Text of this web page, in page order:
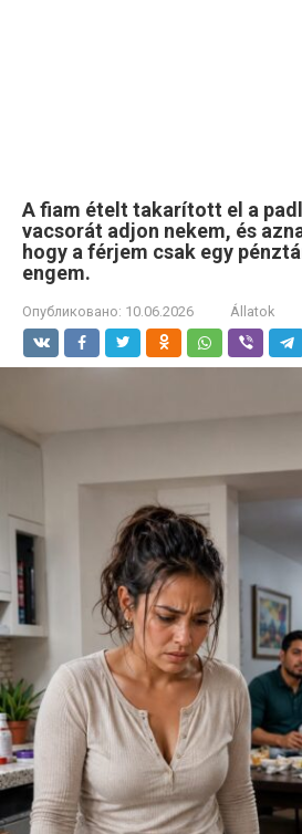
A fiam ételt takarított el a
vacsorát adjon nekem, és
hogy a férjem csak egy
engem.
Опубликовано: 10.06.2026 Állatok